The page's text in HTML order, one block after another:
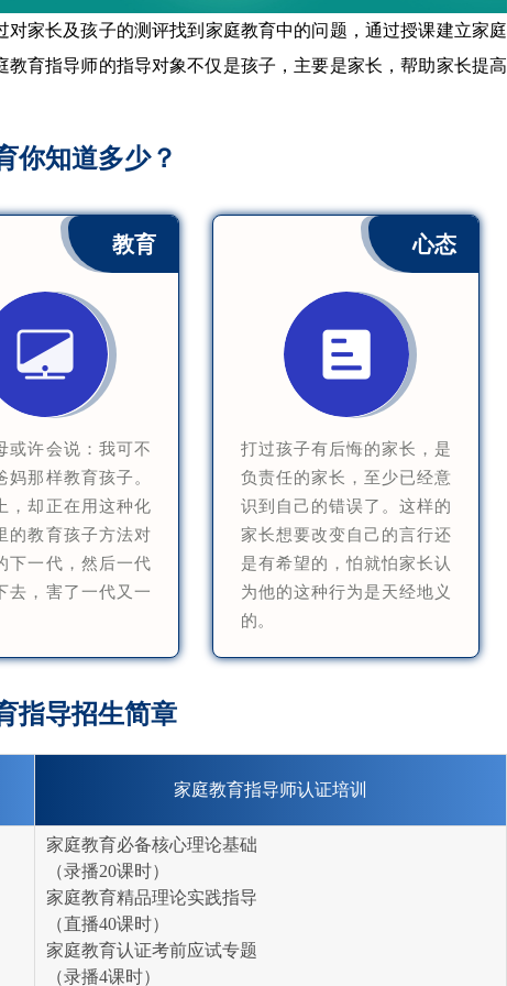
对家长及孩子的测评找到家庭教育中的问题，通过授课建立家庭
育指导师的指导对象不仅是孩子，主要是家长，帮助家长提高
你知道多少？
教育
或许会说：我可不
妈那样教育孩子。
，却正在用这种化
的教育孩子方法对
下一代，然后一代
去，害了一代又一
心态
打过孩子有后悔的家长，是
负责任的家长，至少已经意
识到自己的错误了。这样的
家长想要改变自己的言行还
是有希望的，怕就怕家长认
为他的这种行为是天经地义
的。
指导招生简章
家庭教育指导师认证培训
家庭教育必备核心理论基础
（录播20课时）
家庭教育精品理论实践指导
（直播40课时）
家庭教育认证考前应试专题
（录播4课时）